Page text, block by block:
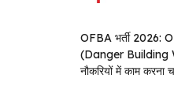
OFBA भर्ती 2026:
(Danger Building
नौकरियों में काम करना